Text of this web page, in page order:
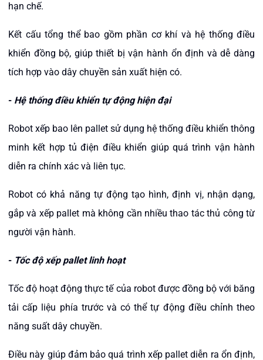
hạn chế.
Kết cấu tổng thể bao gồm phần cơ khí và hệ thống điều
khiển đồng bộ, giúp thiết bị vận hành ổn định và dễ dàng
tích hợp vào dây chuyền sản xuất hiện có.
- Hệ thống điều khiển tự động hiện đại
Robot xếp bao lên pallet sử dụng hệ thống điều khiển thông
minh kết hợp tủ điện điều khiển giúp quá trình vận hành
diễn ra chính xác và liên tục.
Robot có khả năng tự động tạo hình, định vị, nhận dạng,
gắp và xếp pallet mà không cần nhiều thao tác thủ công từ
người vận hành.
- Tốc độ xếp pallet linh hoạt
Tốc độ hoạt động thực tế của robot được đồng bộ với băng
tải cấp liệu phía trước và có thể tự động điều chỉnh theo
năng suất dây chuyền.
Điều này giúp đảm bảo quá trình xếp pallet diễn ra ổn định,